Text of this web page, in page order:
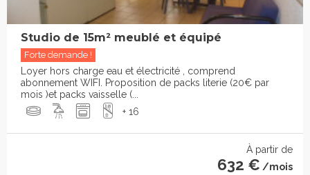
Studio de 15m² meublé et équipé
Forte demande !
Loyer hors charge eau et électricité , comprend
abonnement WIFI. Proposition de packs literie (20€ par
mois )et packs vaisselle (...
+ 16
À partir de
632 € /mois